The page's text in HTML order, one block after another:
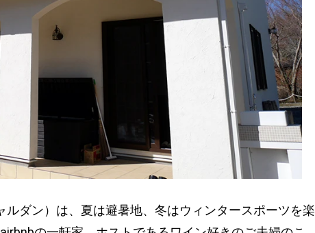
ダン）は、夏は避暑地、冬はウィンタースポーツを楽